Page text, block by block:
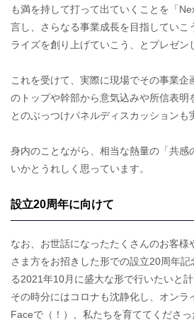
も満を持して打って出ていくことを「
言し、さらなる事業成長を目指していこ
ライズを創り上げていこう、とプレゼン
これを受けて、実際に現場でその事業企
のトップや幹部から意気込みや所信表明
とのぶっつけパネルディスカッションも
身内のことながら、相当な熱量の「共感
いかとうれしく思っています。
設立20周年に向けて
なお、お世話になったたくさんのお客様
さま方をお招きした形での設立20周年記
る2021年10月に盛大な形で行いたいと計
その時分にはコロナも沈静化し、オンラ
Faceで（！）、私たちを育ててくださ